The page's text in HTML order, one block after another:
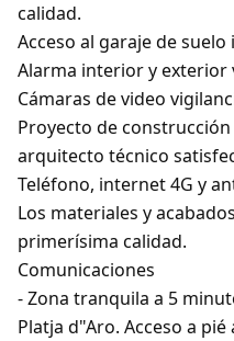
calidad.
Acceso al garaje de
Alarma interior y exterior
Cámaras de video
Proyecto de
arquitecto técnico
Teléfono, internet 4G y
Los materiales y
primerísima calidad.
Comunicaciones
- Zona tranquila a 5
Platja d"Aro. Acceso a